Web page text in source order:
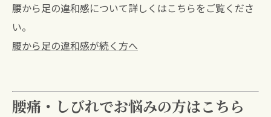
腰から足の違和感について詳しくはこちらをご覧くださ
い。
腰から足の違和感が続く方へ
腰痛・しびれでお悩みの方はこちら